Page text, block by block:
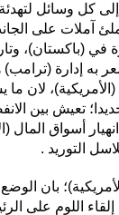
إلى كل وسائل
آملات على
في (باكستان)،
به إدارة
(الأمريكية)، لان
تعيش بين
أسواق المال
التوريد .
بان
اللوم على